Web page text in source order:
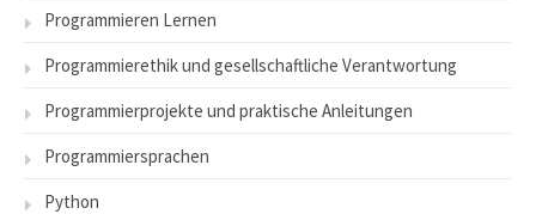
Programmieren Lernen
Programmierethik und gesellschaftliche Verantwortung
Programmierprojekte und praktische Anleitungen
Programmiersprachen
Python